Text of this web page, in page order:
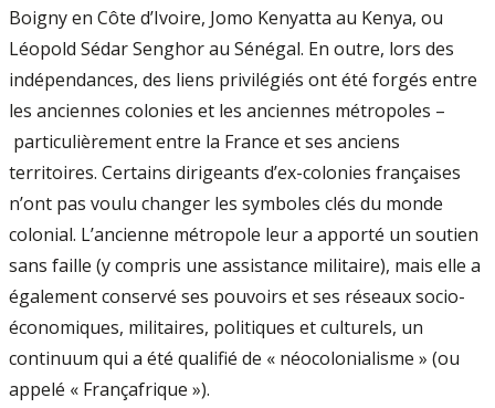
Boigny en Côte d’Ivoire, Jomo Kenyatta au Kenya, ou
Léopold Sédar Senghor au Sénégal. En outre, lors des
indépendances, des liens privilégiés ont été forgés entre
les anciennes colonies et les anciennes métropoles –
particulièrement entre la France et ses anciens
territoires. Certains dirigeants d’ex-colonies françaises
n’ont pas voulu changer les symboles clés du monde
colonial. L’ancienne métropole leur a apporté un soutien
sans faille (y compris une assistance militaire), mais elle a
également conservé ses pouvoirs et ses réseaux socio-
économiques, militaires, politiques et culturels, un
continuum qui a été qualifié de « néocolonialisme » (ou
appelé « Françafrique »).